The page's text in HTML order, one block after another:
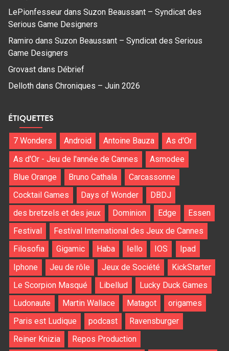
LePionfesseur dans Suzon Beaussant – Syndicat des
Serious Game Designers
Ramiro dans Suzon Beaussant – Syndicat des Serious
Game Designers
Grovast dans Débrief
Delloth dans Chroniques – Juin 2026
ÉTIQUETTES
7 Wonders Android Antoine Bauza
As d'Or
As d'Or - Jeu de l'année de Cannes
Asmodee
Blue Orange
Bruno Cathala
Carcassonne
Cocktail Games
Days of Wonder
DBDJ
des bretzels et des jeux
Dominion Edge
Essen
Festival
Festival International des Jeux de Cannes
Filosofia
Gigamic Haba Iello IOS
Ipad
Iphone
Jeu de rôle Jeux de Société
KickStarter
Le Scorpion Masqué
Libellud
Lucky Duck Games
Ludonaute
Martin Wallace Matagot
origames
Paris est Ludique
podcast
Ravensburger
Reiner Knizia
Repos Production